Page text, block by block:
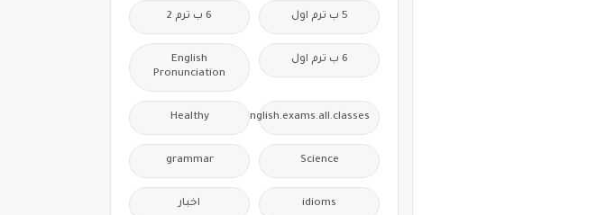
5 ب ترم اول 6 ب ترم 2
6 ب ترم اول
English
Pronunciation
Free.English.exams.all.classes
Healthy
Science
grammar
idioms اخبار